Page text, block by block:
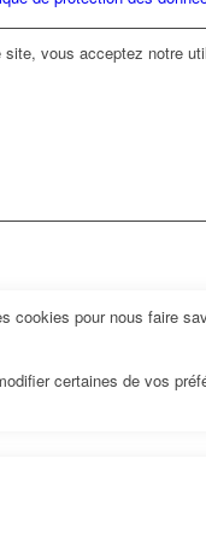
vous acceptez notre
pour nous faire
certaines de vos